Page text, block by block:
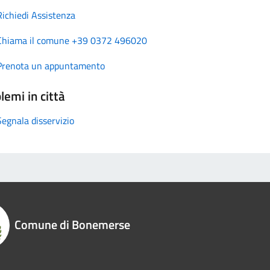
Assistenza
il comune +39 0372 496020
un appuntamento
in città
disservizio
Comune di Bonemerse